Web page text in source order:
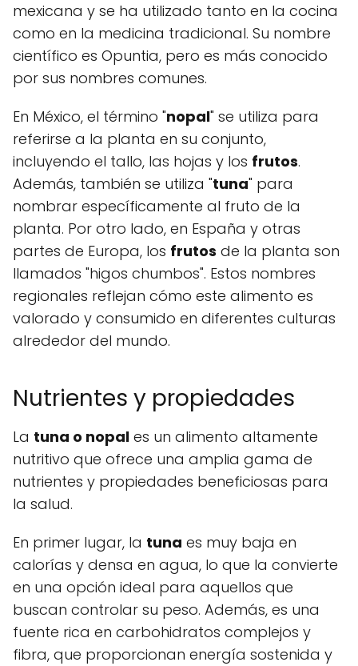
mexicana y se ha utilizado tanto en la cocina
como en la medicina tradicional. Su nombre
científico es Opuntia, pero es más conocido
por sus nombres comunes.
En México, el término "nopal" se utiliza para
referirse a la planta en su conjunto,
incluyendo el tallo, las hojas y los frutos.
Además, también se utiliza "tuna" para
nombrar específicamente al fruto de la
planta. Por otro lado, en España y otras
partes de Europa, los frutos de la planta son
llamados "higos chumbos". Estos nombres
regionales reflejan cómo este alimento es
valorado y consumido en diferentes culturas
alrededor del mundo.
Nutrientes y propiedades
La tuna o nopal es un alimento altamente
nutritivo que ofrece una amplia gama de
nutrientes y propiedades beneficiosas para
la salud.
En primer lugar, la tuna es muy baja en
calorías y densa en agua, lo que la convierte
en una opción ideal para aquellos que
buscan controlar su peso. Además, es una
fuente rica en carbohidratos complejos y
fibra, que proporcionan energía sostenida y